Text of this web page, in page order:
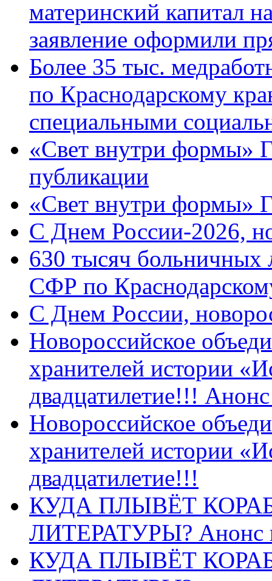
материнский капитал
заявление оформили
Более 35 тыс.
по Краснодарскому
специальными
«Свет внутри формы»
публикации
«Свет внутри формы»
C Днем России-2026,
630 тысяч больничных
СФР по
C Днем России,
Новороссийское
хранителей истории
двадцатилетие!!!
Новороссийское
хранителей истории
двадцатилетие!!!
КУДА ПЛЫВЁТ
ЛИТЕРАТУРЫ? Анонс
КУДА ПЛЫВЁТ